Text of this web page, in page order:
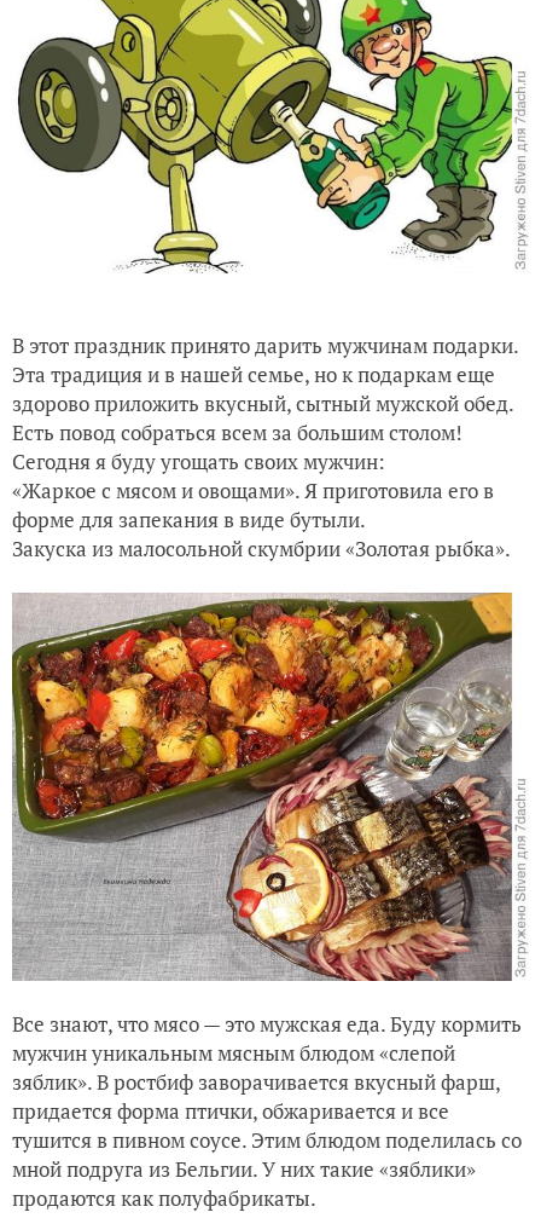
В этот праздник принято дарить мужчинам подарки.
Эта традиция и в нашей семье, но к подаркам еще
здорово приложить вкусный, сытный мужской обед.
Есть повод собраться всем за большим столом!
Сегодня я буду угощать своих мужчин:
«Жаркое с мясом и овощами». Я приготовила его в
форме для запекания в виде бутыли.
Закуска из малосольной скумбрии «Золотая рыбка».
Все знают, что мясо — это мужская еда. Буду кормить
мужчин уникальным мясным блюдом «слепой
зяблик». В ростбиф заворачивается вкусный фарш,
придается форма птички, обжаривается и все
тушится в пивном соусе. Этим блюдом поделилась со
мной подруга из Бельгии. У них такие «зяблики»
продаются как полуфабрикаты.